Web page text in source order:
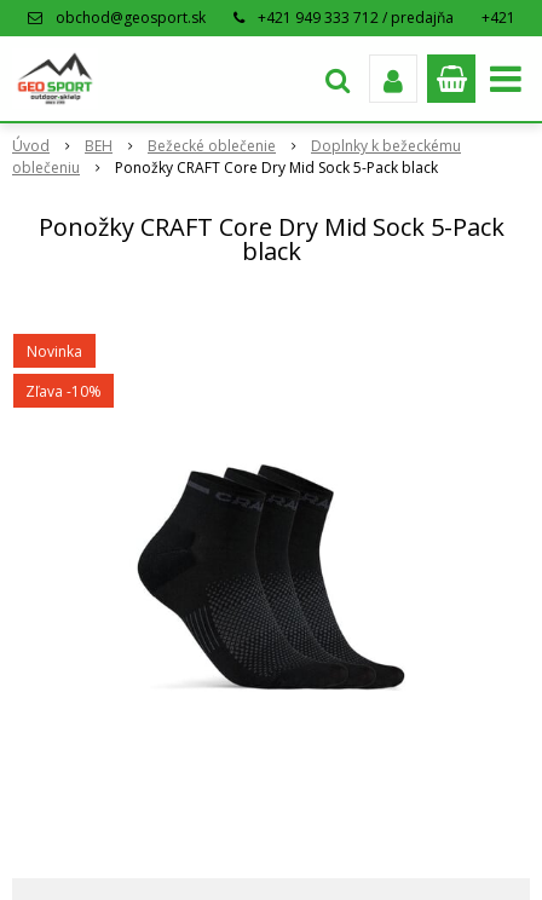
obchod@geosport.sk +421 949 333 712 / predajňa
+421
Úvod BEH Bežecké oblečenie
Doplnky k bežeckému
oblečeniu
Ponožky CRAFT Core Dry Mid Sock 5-Pack black
Ponožky CRAFT Core Dry Mid Sock 5-Pack
black
Novinka
Zľava -10%